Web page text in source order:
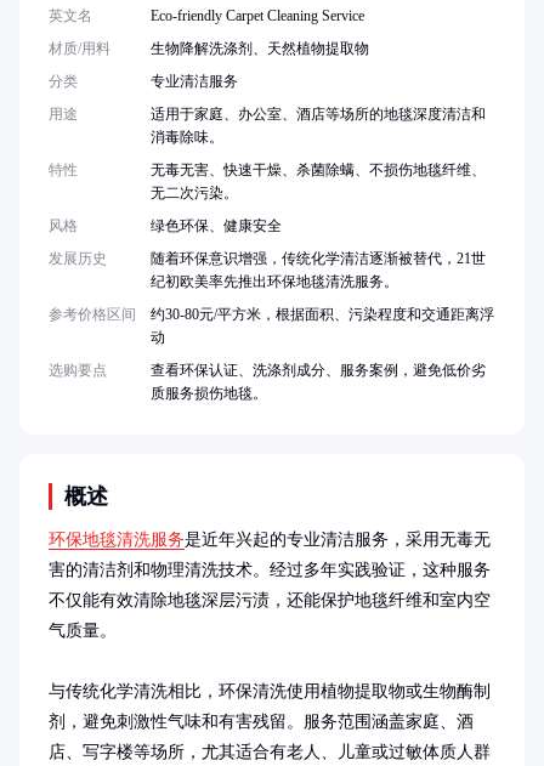
概述
环保地毯清洗服务是近年兴起的专业清洁服务，采用无毒无
害的清洁剂和物理清洗技术。经过多年实践验证，这种服务
不仅能有效清除地毯深层污渍，还能保护地毯纤维和室内空
气质量。
与传统化学清洗相比，环保清洗使用植物提取物或生物酶制
剂，避免刺激性气味和有害残留。服务范围涵盖家庭、酒
店、写字楼等场所，尤其适合有老人、儿童或过敏体质人群
英文名
Eco-friendly Carpet Cleaning Service
材质/用料
生物降解洗涤剂、天然植物提取物
分类
专业清洁服务
用途
适用于家庭、办公室、酒店等场所的地毯深度清洁和
消毒除味。
特性
无毒无害、快速干燥、杀菌除螨、不损伤地毯纤维、
无二次污染。
风格
绿色环保、健康安全
发展历史
随着环保意识增强，传统化学清洁逐渐被替代，21世
纪初欧美率先推出环保地毯清洗服务。
参考价格区间
约30-80元/平方米，根据面积、污染程度和交通距离浮
动
选购要点
查看环保认证、洗涤剂成分、服务案例，避免低价劣
质服务损伤地毯。